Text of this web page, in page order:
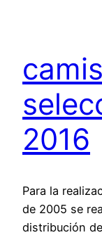
2016
Para la
de 2005 se
distribución